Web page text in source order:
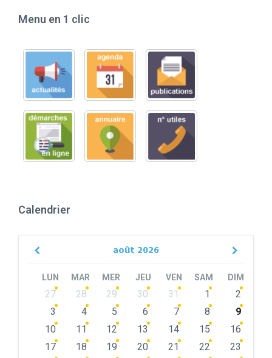
Menu en 1 clic
Calendrier
août 2026
Previous
LUN MAR MER JEU VEN SAM DIM
Skip
calendar
27 28 29 30 31 1
2
3
4 5 6 7 8
9
10
11 12 13 14 15
16
17
18 19 20 21 22
23